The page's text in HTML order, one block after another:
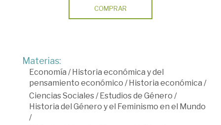
COMPRAR
Materias:
Economía / Historia económica y del
pensamiento económico / Historia económica /
Ciencias Sociales/ Estudios de Género /
Historia del Género y el Feminismo en el Mundo
/